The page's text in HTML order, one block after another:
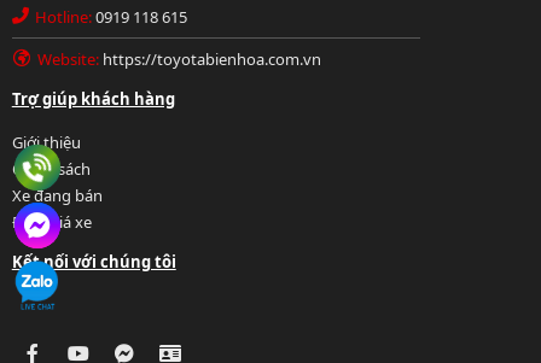
Hotline: 0919 118 615
Chat FB Messenger
Chat Zalo
Hotline:0919 118 615
Website: https://toyotabienhoa.com.vn
Trợ giúp khách hàng
Giới thiệu
Chính sách
Xe đang bán
Định giá xe
Kết nối với chúng tôi